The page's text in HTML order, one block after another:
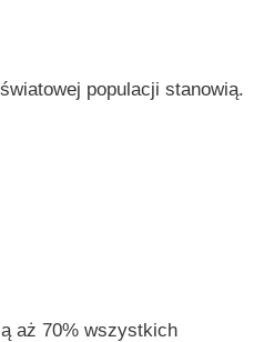
populacji stanowią.
aż 70% wszystkich